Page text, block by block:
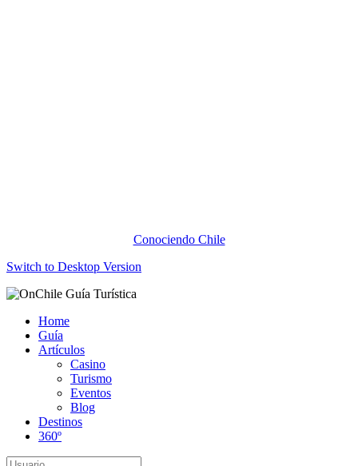
Conociendo Chile
Switch to Desktop Version
Home
Guía
Artículos
Casino
Turismo
Eventos
Blog
Destinos
360º